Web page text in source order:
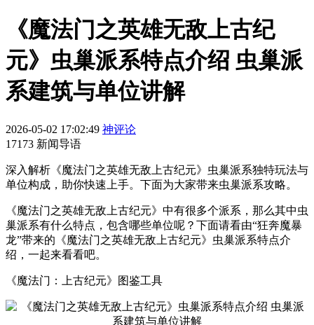
《魔法门之英雄无敌上古纪
元》虫巢派系特点介绍 虫巢派
系建筑与单位讲解
2026-05-02 17:02:49 神评论
17173 新闻导语
深入解析《魔法门之英雄无敌上古纪元》虫巢派系独特玩法与
单位构成，助你快速上手。下面为大家带来虫巢派系攻略。
《魔法门之英雄无敌上古纪元》中有很多个派系，那么其中虫
巢派系有什么特点，包含哪些单位呢？下面请看由“狂奔魔暴
龙”带来的《魔法门之英雄无敌上古纪元》虫巢派系特点介
绍，一起来看看吧。
《魔法门：上古纪元》图鉴工具